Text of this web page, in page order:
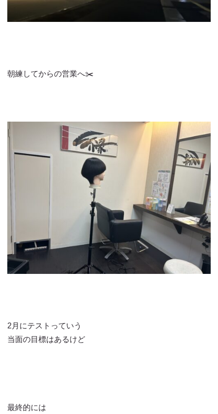
朝練してからの営業へ✂️
2月にテストっていう
当面の目標はあるけど
最終的には